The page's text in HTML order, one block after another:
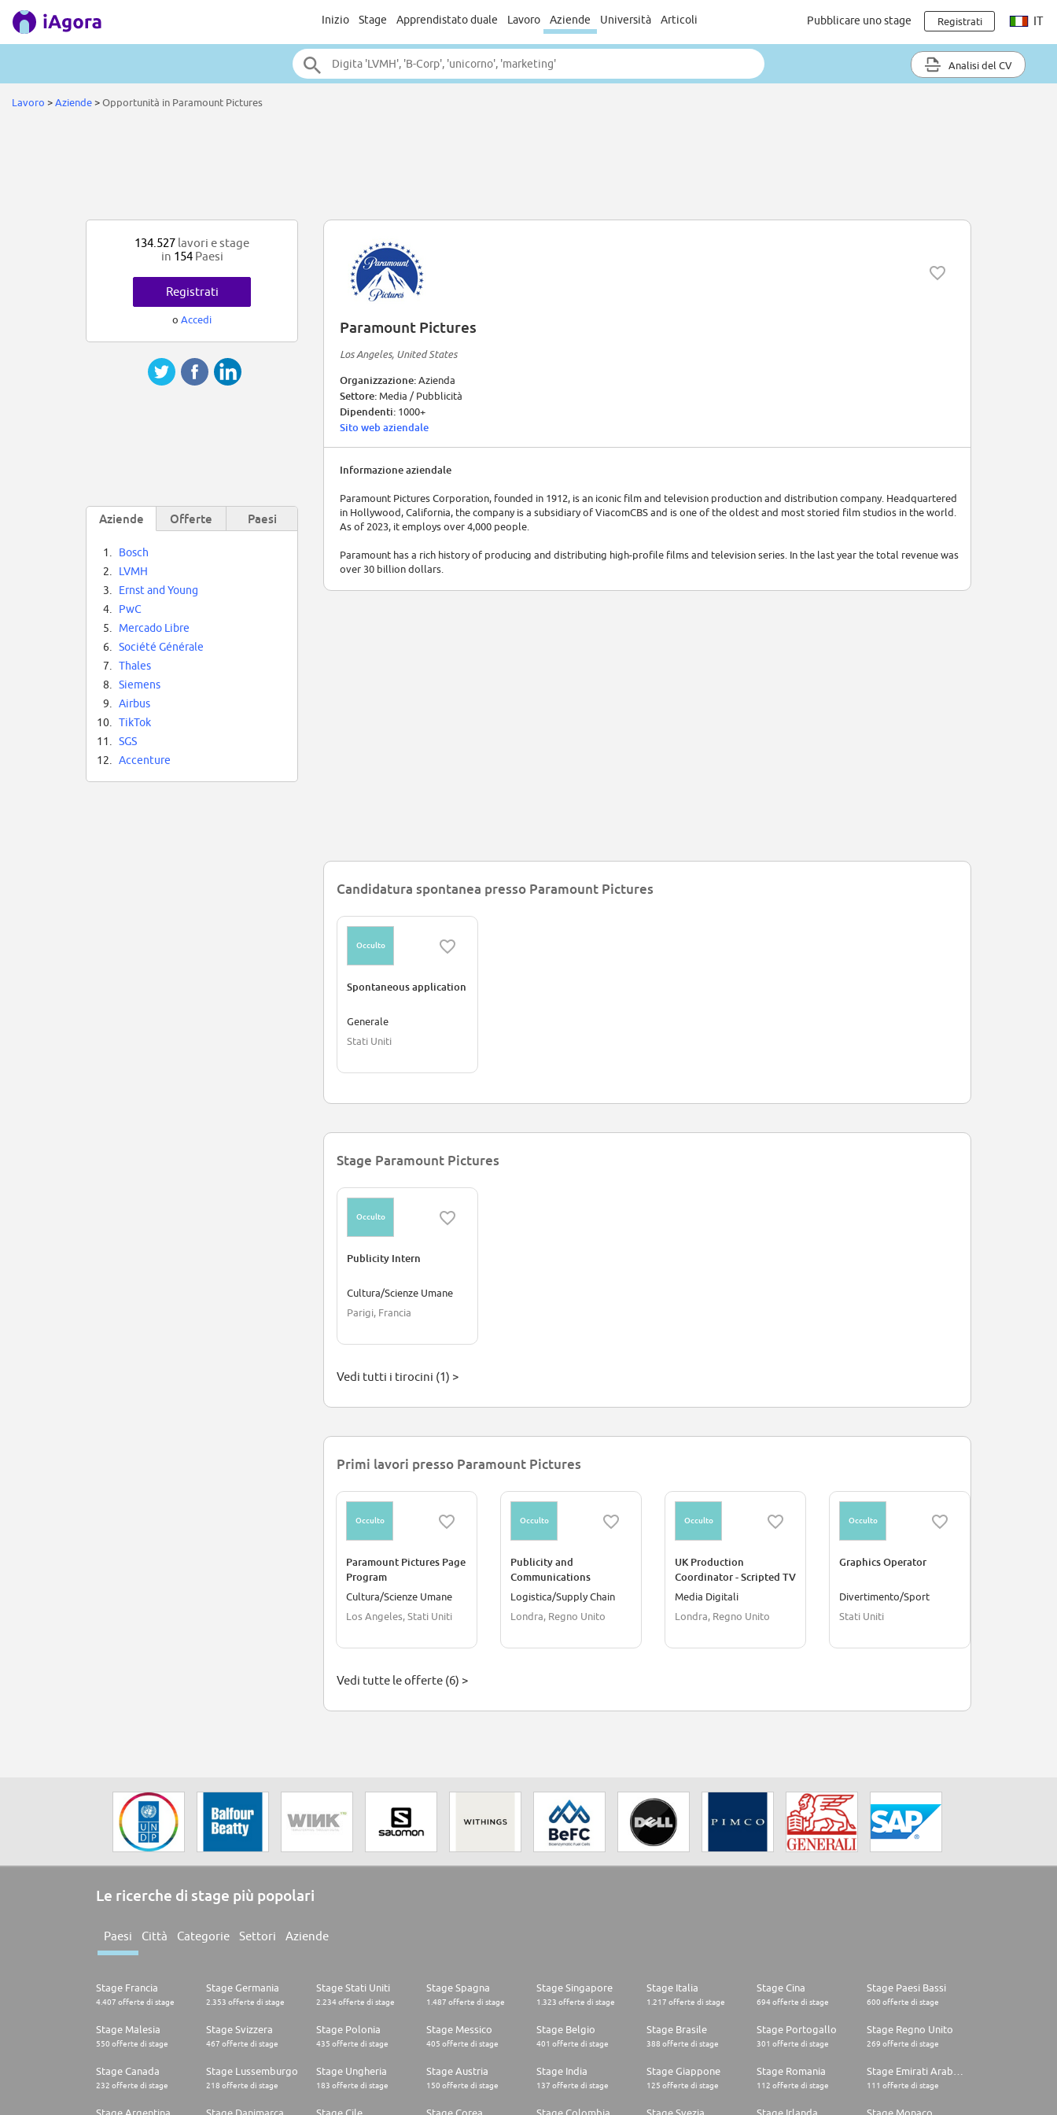
Inizio Stage Apprendistato duale Lavoro Aziende Università Articoli Pubblicare uno stage Registrati IT
Analisi del CV
Lavoro >Aziende>Opportunità in Paramount Pictures
Paramount Pictures
Los Angeles, United States
Organizzazione:Azienda
Settore: Media / Pubblicità
Dipendenti: 1000+
Sito web aziendale
Informazione aziendale
Paramount Pictures Corporation, founded in 1912, is an iconic film and television production and distribution company. Headquartered
in Hollywood, California, the company is a subsidiary of ViacomCBS and is one of the oldest and most storied film studios in the world.
As of 2023, it employs over 4,000 people.
Paramount has a rich history of producing and distributing high-profile films and television series. In the last year the total revenue was
over 30 billion dollars.
Candidatura spontanea presso Paramount Pictures
Occulto
Spontaneous application
Generale
Stati Uniti
Stage Paramount Pictures
Occulto
Publicity Intern
Cultura/Scienze Umane
Parigi, Francia
Vedi tutti i tirocini (1) >
Primi lavori presso Paramount Pictures
Occulto
Paramount Pictures Page
Program
Cultura/Scienze Umane
Los Angeles, Stati Uniti
Occulto
Publicity and
Communications
Coordinator (12 Month
Logistica/Supply Chain
Londra, Regno Unito
Occulto
UK Production
Coordinator - Scripted TV
Media Digitali
Londra, Regno Unito
Occulto
Graphics Operator
Divertimento/Sport
Stati Uniti
Vedi tutte le offerte (6) >
134.527 lavori e stage
in 154Paesi
Registrati
o Accedi
Aziende Offerte Paesi
1.
Bosch
2.
LVMH
3.
Ernst and Young
4.
PwC
5.
Mercado Libre
6.
Société Générale
7.
Thales
8.
Siemens
9.
Airbus
10.
TikTok
11.
SGS
12.
Accenture
Le ricerche di stage più popolari
Paesi Città Categorie Settori Aziende
Stage Francia
4.407 offerte di stage
Stage Germania
2.353 offerte di stage
Stage Stati Uniti
2.234 offerte di stage
Stage Spagna
1.487 offerte di stage
Stage Singapore
1.323 offerte di stage
Stage Italia
1.217 offerte di stage
Stage Cina
694 offerte di stage
Stage Paesi Bassi
600 offerte di stage
Stage Malesia
550 offerte di stage
Stage Svizzera
467 offerte di stage
Stage Polonia
435 offerte di stage
Stage Messico
405 offerte di stage
Stage Belgio
401 offerte di stage
Stage Brasile
388 offerte di stage
Stage Portogallo
301 offerte di stage
Stage Regno Unito
269 offerte di stage
Stage Canada
232 offerte di stage
Stage Lussemburgo
218 offerte di stage
Stage Ungheria
183 offerte di stage
Stage Austria
150 offerte di stage
Stage India
137 offerte di stage
Stage Giappone
125 offerte di stage
Stage Romania
112 offerte di stage 111 offerte di stage